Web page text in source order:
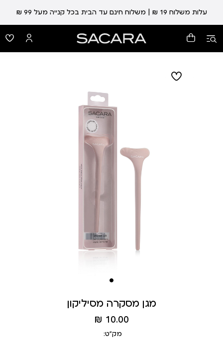
עלות משלוח 19 ₪ | משלוח חינם עד הבית בכל קנייה מעל 99 ₪
מגן מסקרה מסיליקון
מחיר
מוצר
10.00 ₪
מק״ט: